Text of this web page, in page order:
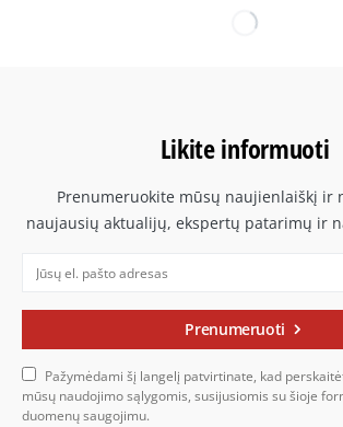
Likite informuoti
Prenumeruokite mūsų naujienlaiškį ir
naujausių aktualijų, ekspertų patarimų ir
Prenumeruoti
Pažymėdami šį langelį patvirtinate, kad
mūsų naudojimo sąlygomis, susijusiomis su šioje
duomenų saugojimu.